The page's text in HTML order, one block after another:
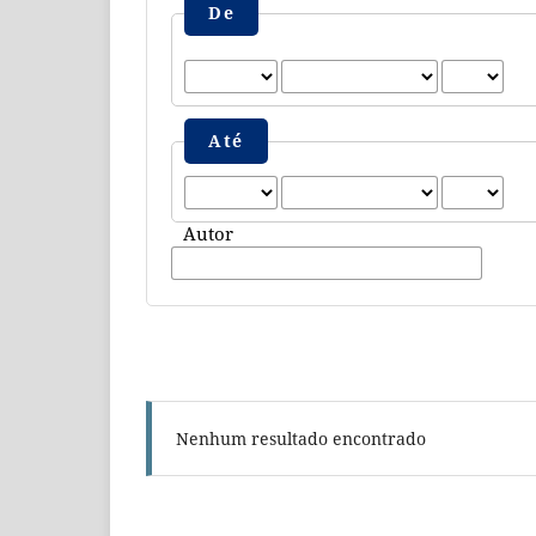
De
Até
Autor
Nenhum resultado encontrado